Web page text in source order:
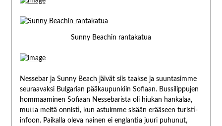
Sunny Beachin rantakatua
Nessebar ja Sunny Beach jäivät siis taakse ja suuntasimme
seuraavaksi Bulgarian pääkaupunkiin Sofiaan. Bussilippujen
hommaaminen Sofiaan Nessebarista oli hiukan hankalaa,
mutta meitä onnisti, kun astuimme sisään erääseen turisti-
infoon. Paikalla oleva nainen ei englantia juuri puhunut,